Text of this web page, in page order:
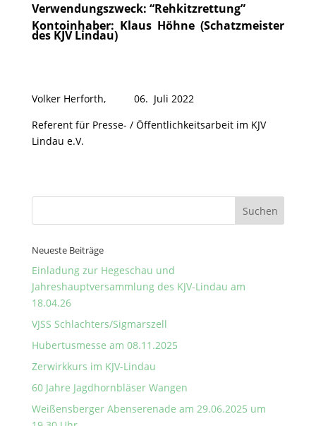
Verwendungszweck: “Rehkitzrettung”
Kontoinhaber: Klaus Höhne (Schatzmeister
des KJV Lindau)
Volker Herforth, 06. Juli 2022
Referent für Presse- / Öffentlichkeitsarbeit im KJV
Lindau e.V.
Neueste Beiträge
Einladung zur Hegeschau und
Jahreshauptversammlung des KJV-Lindau am
18.04.26
VJSS Schlachters/Sigmarszell
Hubertusmesse am 08.11.2025
Zerwirkkurs im KJV-Lindau
60 Jahre Jagdhornbläser Wangen
Weißensberger Abenserenade am 29.06.2025 um